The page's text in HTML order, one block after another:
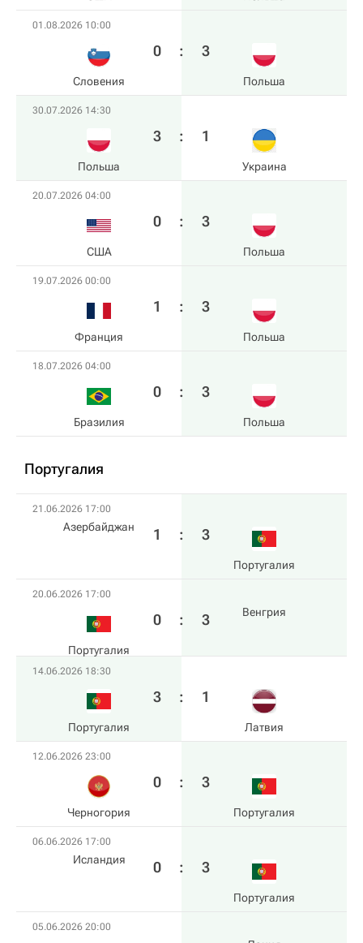
01.08.2026 10:00
Словения
0 : 3
Польша
30.07.2026 14:30
Польша
3 : 1
Украина
20.07.2026 04:00
США
0 : 3
Польша
19.07.2026 00:00
Франция
1 : 3
Польша
18.07.2026 04:00
Бразилия
0 : 3
Польша
Португалия
21.06.2026 17:00
Азербайджан 1 : 3
Португалия
20.06.2026 17:00
Португалия
0 : 3 Венгрия
14.06.2026 18:30
Португалия
3 : 1
Латвия
12.06.2026 23:00
Черногория
0 : 3
Португалия
06.06.2026 17:00
Исландия 0 : 3
Португалия
05.06.2026 20:00